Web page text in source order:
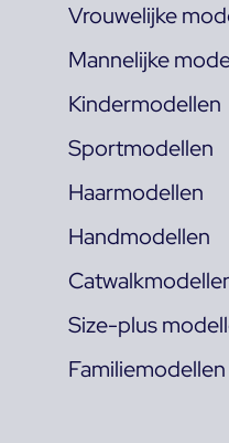
Vrouwelijke
Mannelijke
Kindermodellen
Sportmodellen
Haarmodellen
Handmodellen
Size-plus
Familiemodellen